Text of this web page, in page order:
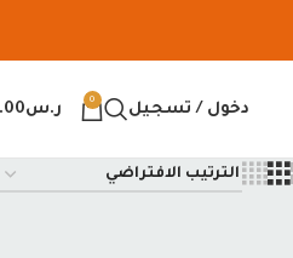
دخول / تسجيل 0 ر.س